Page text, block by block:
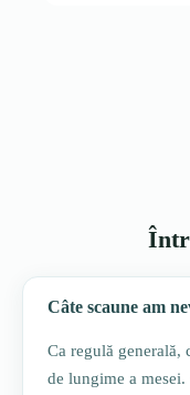
Câte scaune am
Ca regulă generală,
de lungime a